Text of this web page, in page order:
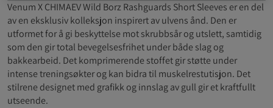
Venum X CHIMAEV Wild Borz Rashguards Short Sleeves er en del
av en eksklusiv kolleksjon inspirert av ulvens ånd. Den er
utformet for å gi beskyttelse mot skrubbsår og utslett, samtidig
som den gir total bevegelsesfrihet under både slag og
bakkearbeid. Det komprimerende stoffet gir støtte under
intense treningsøkter og kan bidra til muskelrestutisjon. Det
stilrene designet med grafikk og innslag av gull gir et kraftfullt
utseende.